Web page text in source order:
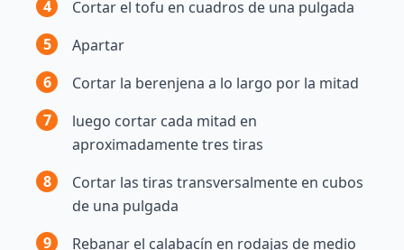
4
Cortar el tofu en cuadros de una pulgada
5
Apartar
6
Cortar la berenjena a lo largo por la mitad
7
luego cortar cada mitad en
aproximadamente tres tiras
8
Cortar las tiras transversalmente en cubos
de una pulgada
9
Rebanar el calabacín en rodajas de medio